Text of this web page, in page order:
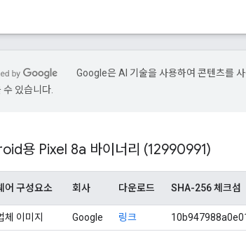
Google은 AI 기술을 사용하여 콘텐츠를
수 있습니다.
용 Pixel 8a 바이너리 (12990991)
어 구성요소 회사 다운로드 SHA-256 체크섬
체 이미지 Google 링크